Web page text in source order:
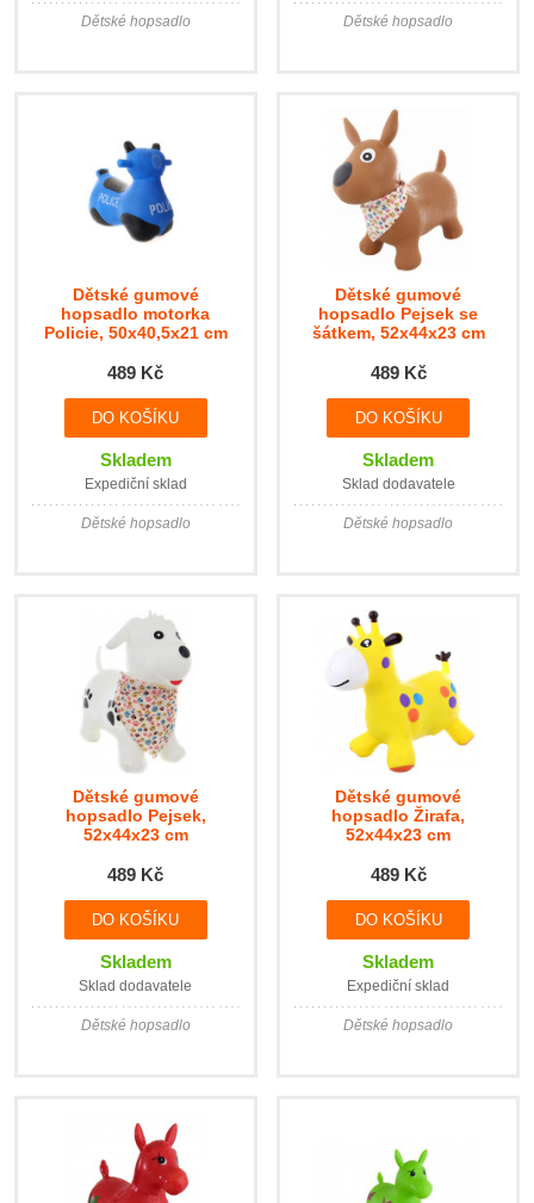
Dětské hopsadlo Dětské hopsadlo
Dětské gumové
hopsadlo motorka
Policie, 50x40,5x21 cm
489 Kč
Skladem
Expediční sklad
Dětské hopsadlo
Dětské gumové
hopsadlo Pejsek se
šátkem, 52x44x23 cm
489 Kč
Skladem
Sklad dodavatele
Dětské hopsadlo
Dětské gumové
hopsadlo Pejsek,
52x44x23 cm
489 Kč
Skladem
Sklad dodavatele
Dětské hopsadlo
Dětské gumové
hopsadlo Žirafa,
52x44x23 cm
489 Kč
Skladem
Expediční sklad
Dětské hopsadlo